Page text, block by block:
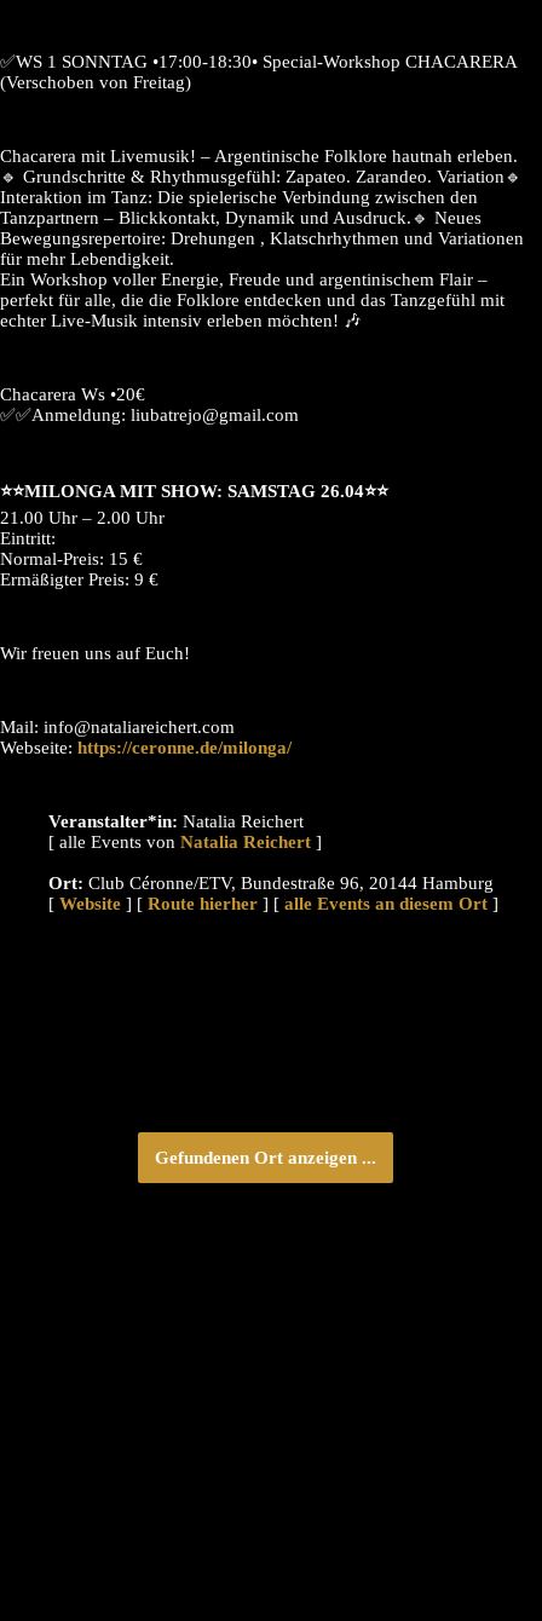
✅WS 1 SONNTAG •17:00-18:30• Special-Workshop CHACARERA
(Verschoben von Freitag)
Chacarera mit Livemusik! – Argentinische Folklore hautnah erleben.
🔹 Grundschritte & Rhythmusgefühl: Zapateo. Zarandeo. Variation🔹
Interaktion im Tanz: Die spielerische Verbindung zwischen den
Tanzpartnern – Blickkontakt, Dynamik und Ausdruck.🔹 Neues
Bewegungsrepertoire: Drehungen , Klatschrhythmen und Variationen
für mehr Lebendigkeit.
Ein Workshop voller Energie, Freude und argentinischem Flair –
perfekt für alle, die die Folklore entdecken und das Tanzgefühl mit
echter Live-Musik intensiv erleben möchten! 🎶
Chacarera Ws •20€
✅✅Anmeldung: liubatrejo@gmail.com
⭐️⭐️MILONGA MIT SHOW: SAMSTAG 26.04⭐️⭐️
21.00 Uhr – 2.00 Uhr
Eintritt:
Normal-Preis: 15 €
Ermäßigter Preis: 9 €
Wir freuen uns auf Euch!
Mail: info@nataliareichert.com
Webseite: https://ceronne.de/milonga/
Veranstalter*in: Natalia Reichert
[ alle Events von
]
Ort: Club Céronne/ETV, Bundestraße 96, 20144 Hamburg
[ Website ] [ Route hierher ] [ alle Events an diesem Ort ]